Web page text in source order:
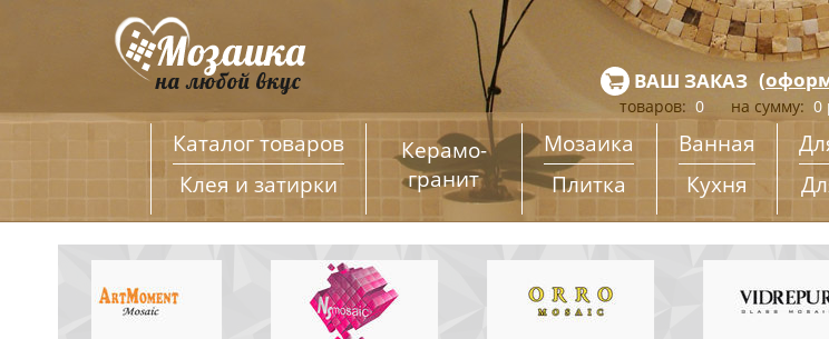
ВАШ ЗАКАЗ (
товаров: 0 на сумму: 0
Каталог товаров
Клея и затирки
Керамо­
гранит
Мозаика
Плитка
Ванная
Кухня